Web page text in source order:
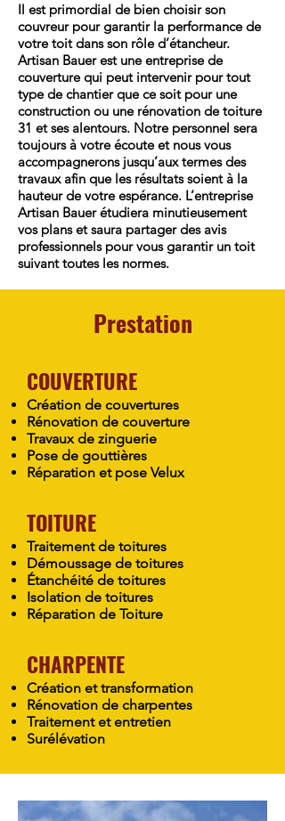
Il est primordial de bien choisir son
couvreur pour garantir la performance de
votre toit dans son rôle d’étancheur.
Artisan Bauer est une entreprise de
couverture qui peut intervenir pour tout
type de chantier que ce soit pour une
construction ou une rénovation de toiture
31 et ses alentours. Notre personnel sera
toujours à votre écoute et nous vous
accompagnerons jusqu’aux termes des
travaux afin que les résultats soient à la
hauteur de votre espérance. L’entreprise
Artisan Bauer étudiera minutieusement
vos plans et saura partager des avis
professionnels pour vous garantir un toit
suivant toutes les normes.
Prestation
COUVERTURE
Création de couvertures
Rénovation de couverture
Travaux de zinguerie
Pose de gouttières
Réparation et pose Velux
TOITURE
Traitement de toitures
Démoussage de toitures
Étanchéité de toitures
Isolation de toitures
Réparation de Toiture
CHARPENTE
Création et transformation
Rénovation de charpentes
Traitement et entretien
Surélévation